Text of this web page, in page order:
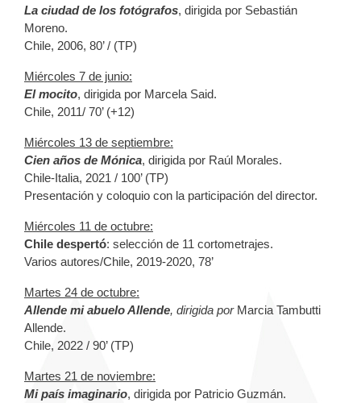
La ciudad de los fotógrafos, dirigida por Sebastián
Moreno.
Chile, 2006, 80’ / (TP)
Miércoles 7 de junio:
El mocito, dirigida por Marcela Said.
Chile, 2011/ 70’ (+12)
Miércoles 13 de septiembre:
Cien años de Mónica, dirigida por Raúl Morales.
Chile-Italia, 2021 / 100’ (TP)
Presentación y coloquio con la participación del director.
Miércoles 11 de octubre:
Chile despertó: selección de 11 cortometrajes.
Varios autores/Chile, 2019-2020, 78’
Martes 24 de octubre:
Allende mi abuelo Allende, dirigida por Marcia Tambutti
Allende.
Chile, 2022 / 90’ (TP)
Martes 21 de noviembre:
Mi país imaginario, dirigida por Patricio Guzmán.